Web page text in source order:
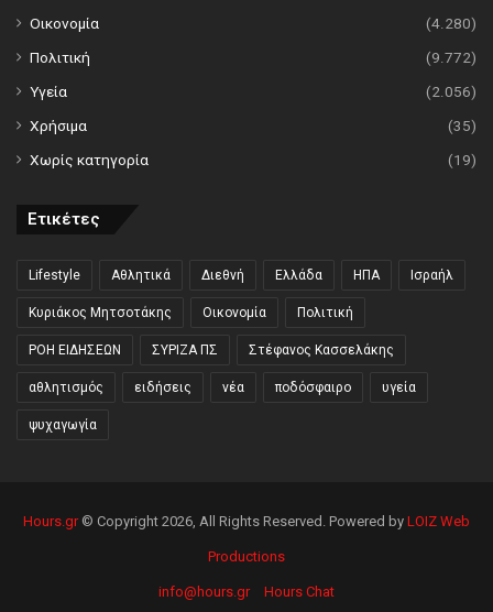
Οικονομία
(4.280)
Πολιτική
(9.772)
Υγεία
(2.056)
Χρήσιμα
(35)
Χωρίς κατηγορία
(19)
Ετικέτες
Lifestyle Αθλητικά Διεθνή Ελλάδα ΗΠΑ Ισραήλ
Κυριάκος Μητσοτάκης Οικονομία Πολιτική
ΡΟΗ ΕΙΔΗΣΕΩΝ ΣΥΡΙΖΑ ΠΣ Στέφανος Κασσελάκης
αθλητισμός ειδήσεις νέα ποδόσφαιρο υγεία
ψυχαγωγία
Hours.gr© Copyright 2026, All Rights Reserved. Powered by LOIZ Web
Productions
info@hours.gr Hours Chat